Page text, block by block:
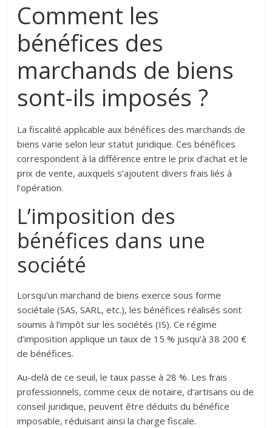
Comment les
bénéfices des
marchands de biens
sont-ils imposés ?
La fiscalité applicable aux bénéfices des marchands de
biens varie selon leur statut juridique. Ces bénéfices
correspondent à la différence entre le prix d’achat et le
prix de vente, auxquels s’ajoutent divers frais liés à
l’opération.
L’imposition des
bénéfices dans une
société
Lorsqu’un marchand de biens exerce sous forme
sociétale (SAS, SARL, etc.), les bénéfices réalisés sont
soumis à l’impôt sur les sociétés (IS). Ce régime
d’imposition applique un taux de 15 % jusqu’à 38 200 €
de bénéfices.
Au-delà de ce seuil, le taux passe à 28 %. Les frais
professionnels, comme ceux de notaire, d’artisans ou de
conseil juridique, peuvent être déduits du bénéfice
imposable, réduisant ainsi la charge fiscale.